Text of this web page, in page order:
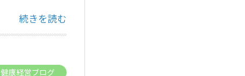
“「コロナよ、お前はすごくない」” の
続きを読む
健康経営ブログ